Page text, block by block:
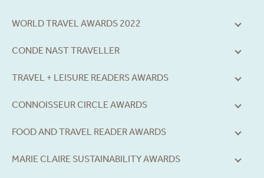
WORLD TRAVEL AWARDS 2022
CONDE NAST TRAVELLER
TRAVEL + LEISURE READERS AWARDS
CONNOISSEUR CIRCLE AWARDS
FOOD AND TRAVEL READER AWARDS
MARIE CLAIRE SUSTAINABILITY AWARDS